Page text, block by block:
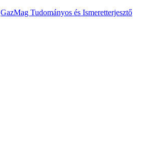
GazMag Tudományos és Ismeretterjesztő